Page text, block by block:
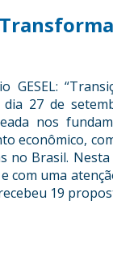
GESEL:
27 de
nos
econômico,
no Brasil.
com uma
19